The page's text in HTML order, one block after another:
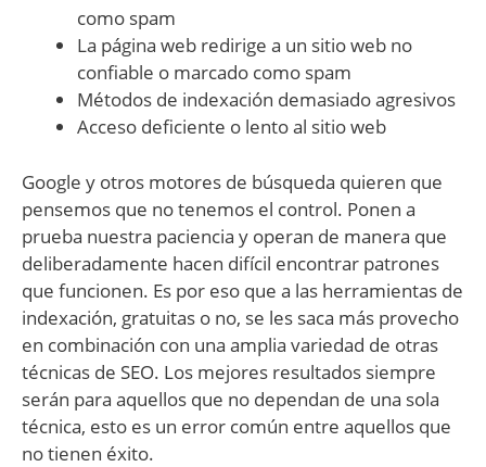
como spam
La página web redirige a un sitio web no
confiable o marcado como spam
Métodos de indexación demasiado agresivos
Acceso deficiente o lento al sitio web
Google y otros motores de búsqueda quieren que
pensemos que no tenemos el control. Ponen a
prueba nuestra paciencia y operan de manera que
deliberadamente hacen difícil encontrar patrones
que funcionen. Es por eso que a las herramientas de
indexación, gratuitas o no, se les saca más provecho
en combinación con una amplia variedad de otras
técnicas de SEO. Los mejores resultados siempre
serán para aquellos que no dependan de una sola
técnica, esto es un error común entre aquellos que
no tienen éxito.